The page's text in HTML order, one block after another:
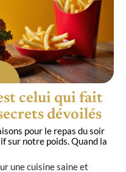
celui qui fait
dévoilés
pour le repas du soir
sur notre poids. Quand la